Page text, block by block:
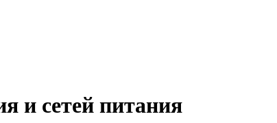
и сетей питания